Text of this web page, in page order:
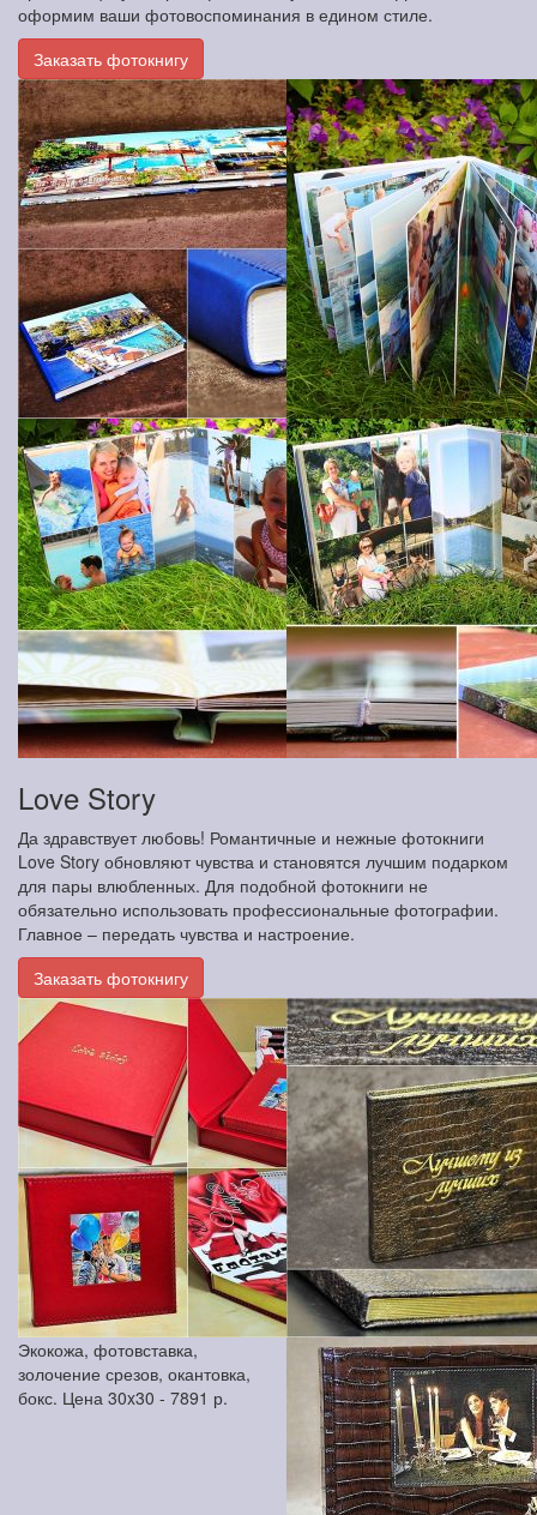
оформим ваши фотовоспоминания в едином стиле.
Заказать фотокнигу
Love Story
Да здравствует любовь! Романтичные и нежные фотокниги
Love Story обновляют чувства и становятся лучшим подарком
для пары влюбленных. Для подобной фотокниги не
обязательно использовать профессиональные фотографии.
Главное – передать чувства и настроение.
Заказать фотокнигу
Экокожа, фотовставка,
золочение срезов, окантовка,
бокс. Цена 30x30 - 7891 р.